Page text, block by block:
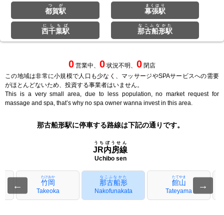
都賀駅
つが
幕張駅
まくはり
西千葉駅
にしちば
那古船形駅
なこふなかた
0 営業中、 0 状況不明、 0 閉店
この地域は非常に小規模で人口も少なく、マッサージやSPAサービスへの需要
がほとんどないため、投資する事業者はいません。
This is a very small area, due to less population, no market request for
massage and spa, that’s why no spa owner wanna invest in this area.
那古船形駅に停車する路線は下記の通りです。
JR内房線
うちぼうせん
Uchibo sen
← 竹岡
たけおか
Takeoka
那古船形
なこふなかた
Nakofunakata
館山
たてやま
Tateyama
→